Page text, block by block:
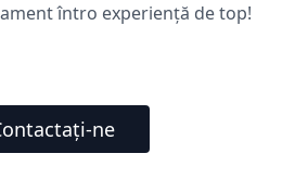
întro experiență de top!
ne